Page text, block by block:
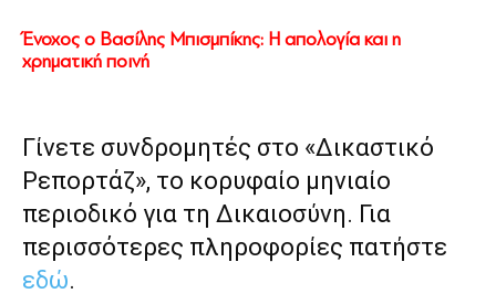
Ένοχος ο Βασίλης Μπισμπίκης: Η απολογία και η
χρηματική ποινή
Γίνετε συνδρομητές στο «Δικαστικό
Ρεπορτάζ», το κορυφαίο μηνιαίο
περιοδικό για τη Δικαιοσύνη. Για
περισσότερες πληροφορίες πατήστε
εδώ.